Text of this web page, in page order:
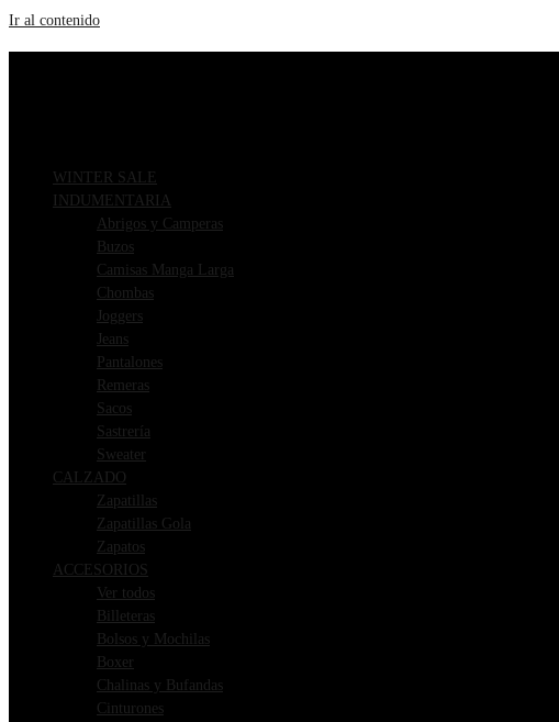
Ir al contenido
WINTER SALE
INDUMENTARIA
Abrigos y Camperas
Buzos
Camisas Manga Larga
Chombas
Joggers
Jeans
Pantalones
Remeras
Sacos
Sastrería
Sweater
CALZADO
Zapatillas
Zapatillas Gola
Zapatos
ACCESORIOS
Ver todos
Billeteras
Bolsos y Mochilas
Boxer
Chalinas y Bufandas
Cinturones